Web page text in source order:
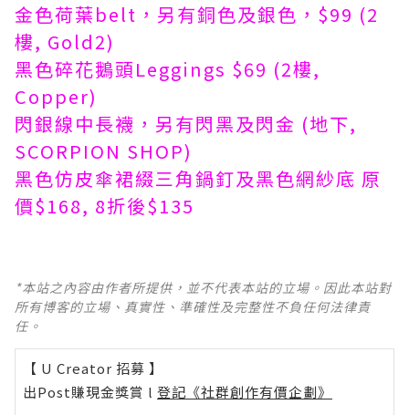
金色荷葉belt，另有銅色及銀色，$99 (2
樓, Gold2)
黑色碎花鵝頭Leggings $69 (2樓,
Copper)
閃銀線中長襪，另有閃黑及閃金 (地下,
SCORPION SHOP)
黑色仿皮傘裙綴三角鍋釘及黑色網紗底 原
價$168, 8折後$135
*本站之內容由作者所提供，並不代表本站的立場。因此本站對
所有博客的立場、真實性、準確性及完整性不負任何法律責
任。
【 U Creator 招募 】
出Post賺現金獎賞 l 登記《社群創作有價企劃》